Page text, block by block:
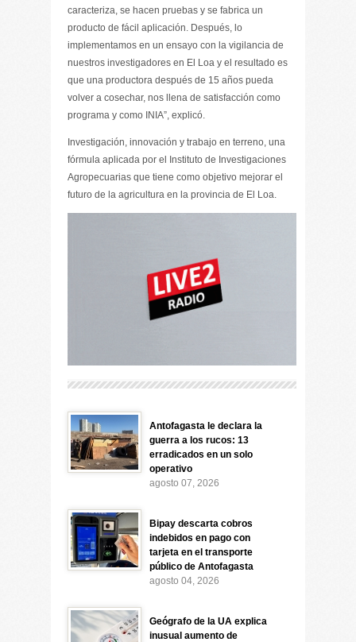
caracteriza, se hacen pruebas y se fabrica un
producto de fácil aplicación. Después, lo
implementamos en un ensayo con la vigilancia de
nuestros investigadores en El Loa y el resultado es
que una productora después de 15 años pueda
volver a cosechar, nos llena de satisfacción como
programa y como INIA”, explicó.
Investigación, innovación y trabajo en terreno, una
fórmula aplicada por el Instituto de Investigaciones
Agropecuarias que tiene como objetivo mejorar el
futuro de la agricultura en la provincia de El Loa.
Antofagasta le declara la
guerra a los rucos: 13
erradicados en un solo
operativo
agosto 07, 2026
Bipay descarta cobros
indebidos en pago con
tarjeta en el transporte
público de Antofagasta
agosto 04, 2026
Geógrafo de la UA explica
inusual aumento de